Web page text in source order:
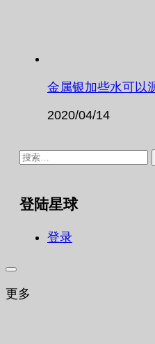
金属银加些水可以
2020/04/14
搜
登陆星球
登录
更多